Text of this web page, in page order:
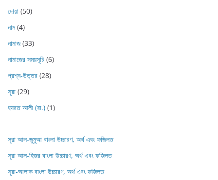
দোয়া (50)
নাম(4)
নামাজ(33)
নামাজের সময়সূচি (6)
প্রশ্ন-উত্তর (28)
সূরা (29)
হযরত আলী (রা.) (1)
সূরা আল-জুমুআ বাংলা উচ্চারণ, অর্থ এবং ফজিলত
সূরা আল-হিজর বাংলা উচ্চারণ, অর্থ এবং ফজিলত
সূরা-আলাক বাংলা উচ্চারণ, অর্থ এবং ফজিলত